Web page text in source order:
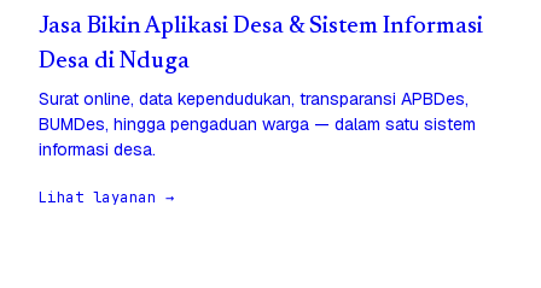
Jasa Bikin Aplikasi Desa & Sistem Informasi
Desa di Nduga
Surat online, data kependudukan, transparansi APBDes,
BUMDes, hingga pengaduan warga — dalam satu sistem
informasi desa.
Lihat layanan →